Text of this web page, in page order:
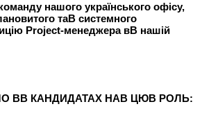
нашого українського офісу,
таВ системного
Project-менеджера вВ нашій
ВВ КАНДИДАТАХ НАВ ЦЮВ РОЛЬ: